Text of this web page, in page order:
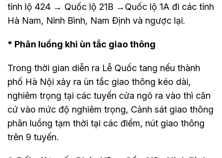
tỉnh lộ 424 → Quốc lộ 21B →Quốc lộ 1A đi các tỉnh
Hà Nam, Ninh Bình, Nam Định và ngược lại.
* Phân luồng khi ùn tắc giao thông
Trong thời gian diễn ra Lễ Quốc tang nếu thành
phố Hà Nội xảy ra ùn tắc giao thông kéo dài,
nghiêm trọng tại các tuyến cửa ngõ ra vào thì căn
cứ vào mức độ nghiêm trọng, Cảnh sát giao thông
phân luồng tạm thời tại các điểm, nút giao thông
trên 9 tuyến.